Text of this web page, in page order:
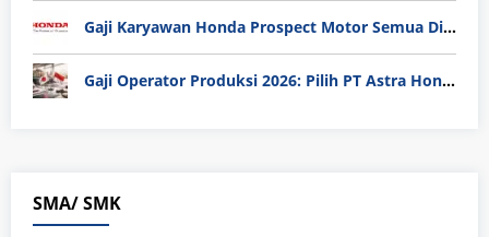
Gaji Karyawan Honda Prospect Motor Semua Divisi
Gaji Operator Produksi 2026: Pilih PT Astra Honda Motor (AHM) atau Manufaktur di Jepang?
SMA/ SMK